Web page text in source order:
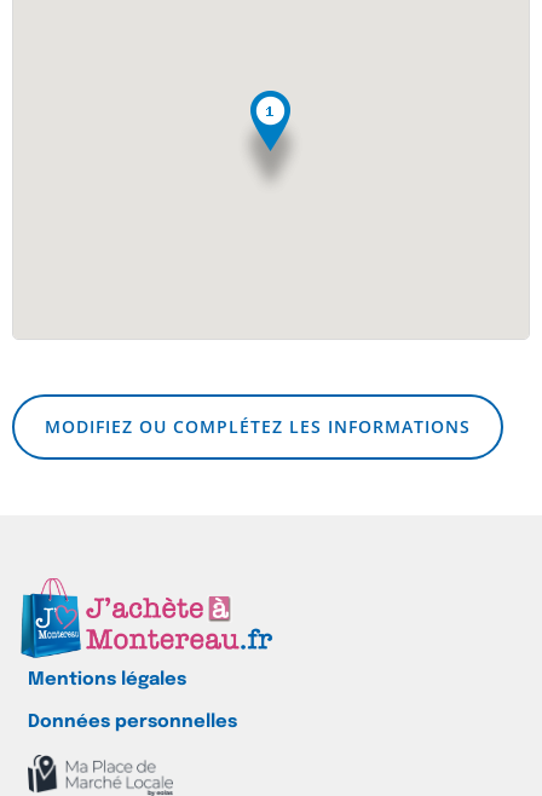
MODIFIEZ OU COMPLÉTEZ LES INFORMATIONS
Mentions légales
Données personnelles